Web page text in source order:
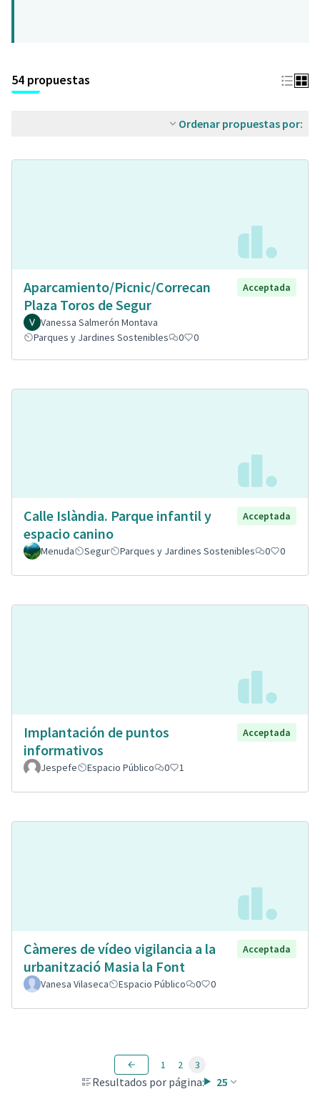
54 propuestas
Ordenar propuestas por:
Aparcamiento/Picnic/Correcan
Plaza Toros de Segur
Acceptada
Vanessa Salmerón Montava
Parques y Jardines Sostenibles
0 0
Calle Islàndia. Parque infantil y
espacio canino
Acceptada
Menuda Segur Parques y Jardines Sostenibles 0 0
Implantación de puntos
informativos
Acceptada
Jespefe Espacio Público 0 1
Càmeres de vídeo vigilancia a la
urbanització Masia la Font
Acceptada
Vanesa Vilaseca Espacio Público 0 0
Resultados por página: 25
1 2 3